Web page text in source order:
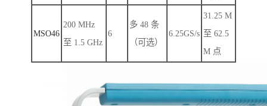
MSO46
200 MHz
至 1.5 GHz
6
多 48 条
（可选）
6.25GS/s
31.25 M
至 62.5
M 点